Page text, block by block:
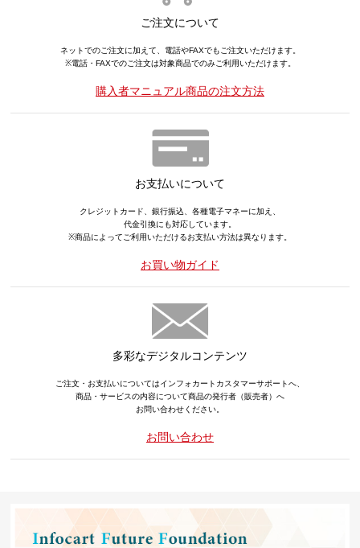
ご注文について
ネットでのご注文に加えて、電話やFAXでもご注文いただけます。
※電話・FAXでのご注文は対象商品でのみご利用いただけます。
購入者マニュアル商品の注文方法
お支払いについて
クレジットカード、銀行振込、各種電子マネーに加え、
代金引換にも対応しています。
※商品によってご利用いただけるお支払い方法は異なります。
お買い物ガイド
多彩なデジタルコンテンツ
ご注文・お支払いについてはインフォカートカスタマーサポートへ、
商品・サービスの内容について商品の発行者（販売者）へ
お問い合わせください。
お問い合わせ